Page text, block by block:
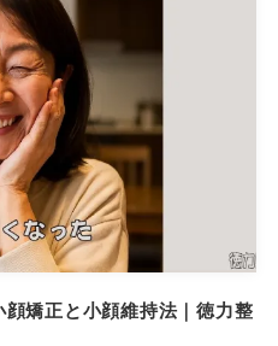
矯正と小顔維持法｜徳力整